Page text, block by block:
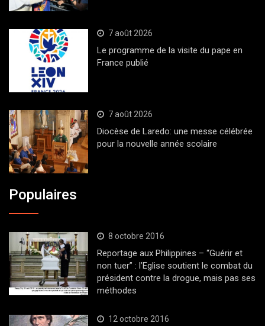
7 août 2026
Le programme de la visite du pape en
France publié
7 août 2026
Diocèse de Laredo: une messe célébrée
pour la nouvelle année scolaire
Populaires
8 octobre 2016
Reportage aux Philippines – “Guérir et
non tuer” : l’Eglise soutient le combat du
président contre la drogue, mais pas ses
méthodes
12 octobre 2016